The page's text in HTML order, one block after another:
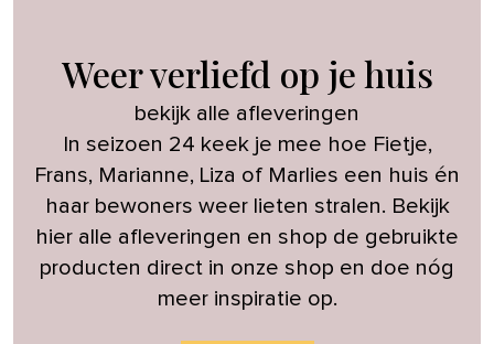
Weer verliefd op je huis
bekijk alle afleveringen
In seizoen 24 keek je mee hoe Fietje,
Frans, Marianne, Liza of Marlies een huis én
haar bewoners weer lieten stralen. Bekijk
hier alle afleveringen en shop de gebruikte
producten direct in onze shop en doe nóg
meer inspiratie op.